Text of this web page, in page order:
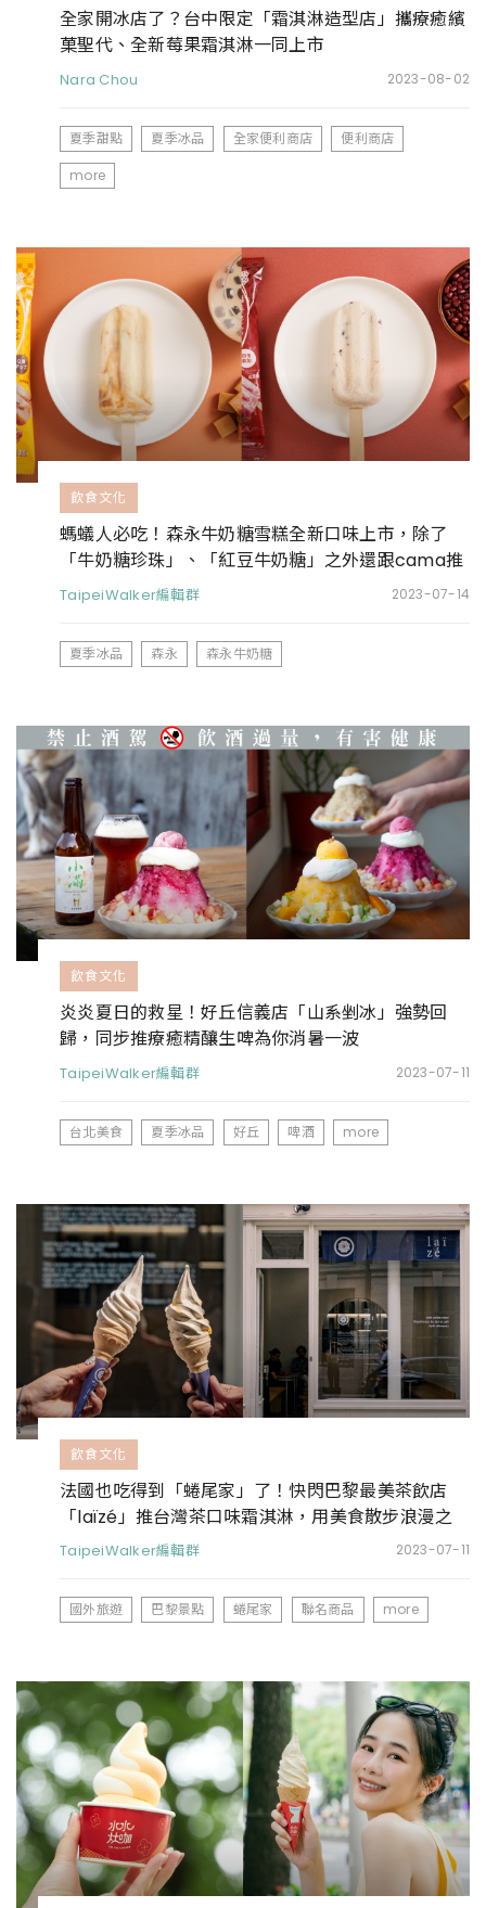
全家開冰店了？台中限定「霜淇淋造型店」攜療癒繽
菓聖代、全新莓果霜淇淋一同上市
Nara Chou 2023-08-02
夏季甜點 夏季冰品 全家便利商店
便利商店
more
飲食文化
螞蟻人必吃！森永牛奶糖雪糕全新口味上市，除了
「牛奶糖珍珠」、「紅豆牛奶糖」之外還跟cama推
聯名口味
TaipeiWalker編輯群 2023-07-14
夏季冰品 森永 森永牛奶糖
飲食文化
炎炎夏日的救星！好丘信義店「山系剉冰」強勢回
歸，同步推療癒精釀生啤為你消暑一波
TaipeiWalker編輯群 2023-07-11
台北美食 夏季冰品 好丘 啤酒 more
飲食文化
法國也吃得到「蜷尾家」了！快閃巴黎最美茶飲店
「laïzé」推台灣茶口味霜淇淋，用美食散步浪漫之
都
TaipeiWalker編輯群 2023-07-11
國外旅遊 巴黎景點 蜷尾家 聯名商品 more